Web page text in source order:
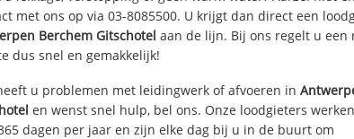
met ons op via 03-8085500. U krijgt dan direct een
Berchem Gitschotel aan de lijn. Bij ons regelt u een
dus snel en gemakkelijk!
u problemen met leidingwerk of afvoeren in
en wenst snel hulp, bel ons. Onze loodgieters
dagen per jaar en zijn elke dag bij u in de buurt om